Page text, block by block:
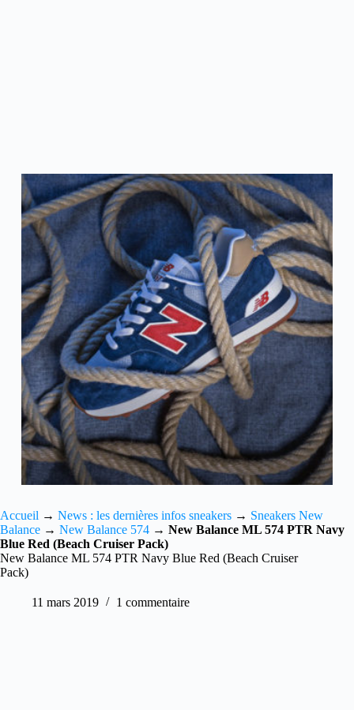
Accueil → News : les dernières infos sneakers → Sneakers New
Balance → New Balance 574 → New Balance ML 574 PTR Navy
Blue Red (Beach Cruiser Pack)
New Balance ML 574 PTR Navy Blue Red (Beach Cruiser
Pack)
11 mars 2019 1 commentaire